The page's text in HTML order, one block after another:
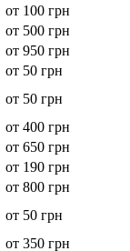
от 100 грн
от 500 грн
от 950 грн
от 50 грн
от 50 грн
от 400 грн
от 650 грн
от 190 грн
от 800 грн
от 50 грн
от 350 грн